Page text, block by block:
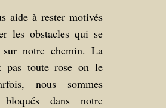
aide à rester motivés
les obstacles qui se
sur notre chemin. La
pas toute rose on le
nous sommes
bloqués dans notre